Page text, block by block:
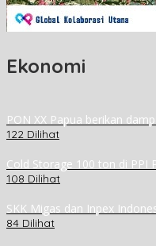
Ekonomi
PON XX Papua berikan
122 Dilihat
Cold Storage 100 ton di PPI
108 Dilihat
SKK Migas dan Inpex
84 Dilihat